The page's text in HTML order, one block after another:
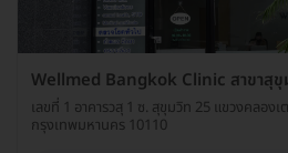
Wellmed Bangkok Clinic สาขาสุขุ
เลขที่ 1 อาคารวสุ 1 ซ. สุขุมวิท 25 แขวงคลอง
กรุงเทพมหานคร 10110